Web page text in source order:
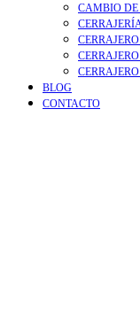
CAMBIO
BLOG
CONTACTO